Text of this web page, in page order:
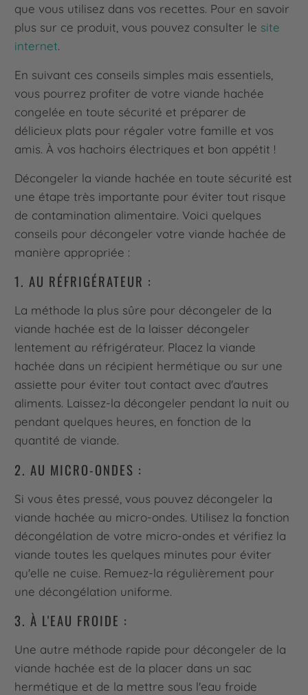
que vous utilisez dans vos recettes. Pour en savoir
plus sur ce produit, vous pouvez consulter le site
internet.
En suivant ces conseils simples mais essentiels,
vous pourrez profiter de votre viande hachée
congelée en toute sécurité et préparer de
délicieux plats pour régaler votre famille et vos
amis. À vos hachoirs électriques et bon appétit !
Décongeler la viande hachée en toute sécurité est
une étape très importante pour éviter tout risque
de contamination alimentaire. Voici quelques
conseils pour décongeler votre viande hachée de
manière appropriée :
1. AU RÉFRIGÉRATEUR :
La méthode la plus sûre pour décongeler de la
viande hachée est de la laisser décongeler
lentement au réfrigérateur. Placez la viande
hachée dans un récipient hermétique ou sur une
assiette pour éviter tout contact avec d'autres
aliments. Laissez-la décongeler pendant la nuit ou
pendant quelques heures, en fonction de la
quantité de viande.
2. AU MICRO-ONDES :
Si vous êtes pressé, vous pouvez décongeler la
viande hachée au micro-ondes. Utilisez la fonction
décongélation de votre micro-ondes et vérifiez la
viande toutes les quelques minutes pour éviter
qu'elle ne cuise. Remuez-la régulièrement pour
une décongélation uniforme.
3. À L'EAU FROIDE :
Une autre méthode rapide pour décongeler de la
viande hachée est de la placer dans un sac
hermétique et de la mettre sous l'eau froide